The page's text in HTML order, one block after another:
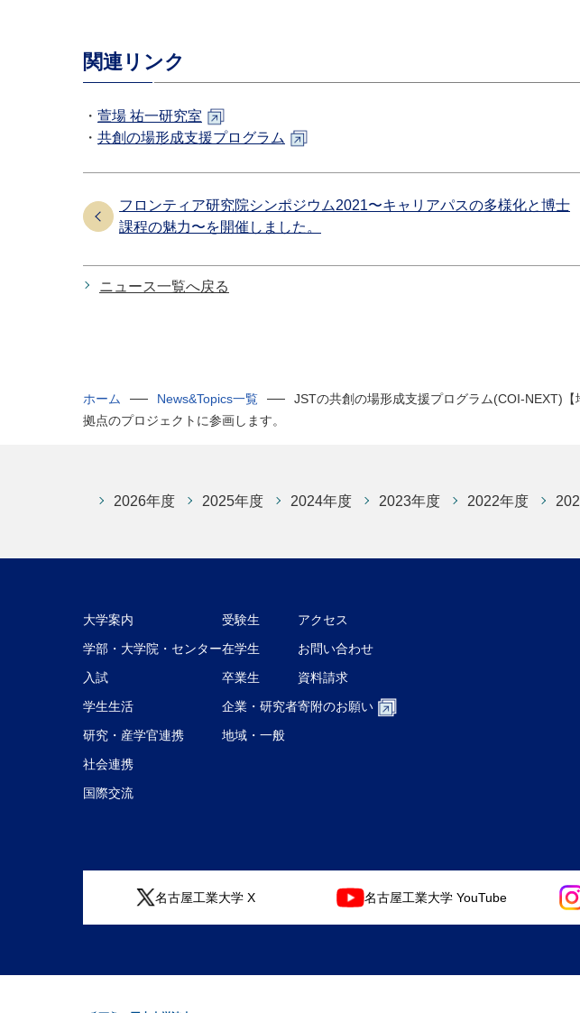
関連リンク
・ 萱場 祐一研究室
・ 共創の場形成支援プログラム
フロンティア研究院シンポジウム2021〜キャリアパスの多様化と博士
課程の魅力〜を開催しました。
ニュース一覧へ戻る
ホーム News&Topics一覧
JSTの共創の場形成支援プログラム(COI-NEXT)
拠点のプロジェクトに参画します。
2026年度 2025年度 2024年度 2023年度 2022年度
大学案内
学部・大学院・センター
入試
学生生活
研究・産学官連携
社会連携
国際交流
受験生
在学生
卒業生
企業・研究者
地域・一般
アクセス
お問い合わせ
資料請求
寄附のお願い
名古屋工業大学 X 名古屋工業大学 YouTube